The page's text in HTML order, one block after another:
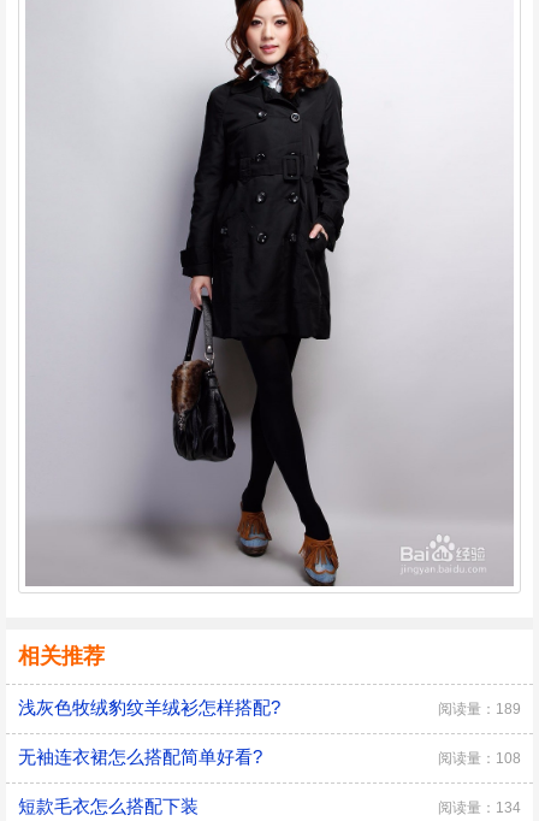
相关推荐
浅灰色牧绒豹纹羊绒衫怎样搭配? 阅读量：189
无袖连衣裙怎么搭配简单好看? 阅读量：108
短款毛衣怎么搭配下装 阅读量：134